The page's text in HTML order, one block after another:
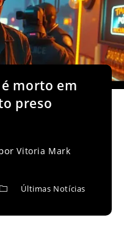
morto em
preso
Vitoria Mark
Últimas Notícias